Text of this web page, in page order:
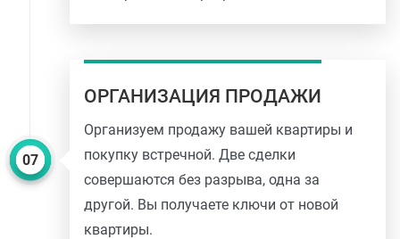
ОРГАНИЗАЦИЯ ПРОДАЖИ
Организуем продажу вашей квартиры и
покупку встречной. Две сделки
совершаются без разрыва, одна за
другой. Вы получаете ключи от новой
квартиры.